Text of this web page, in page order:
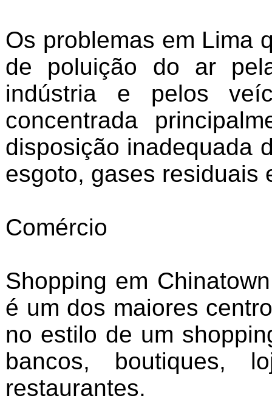
Os problemas em Lima
de poluição do ar
indústria e pelos
concentrada
disposição inadequada
esgoto, gases residuais
Comércio
Shopping em
é um dos maiores
no estilo de um
bancos, boutiques,
restaurantes.